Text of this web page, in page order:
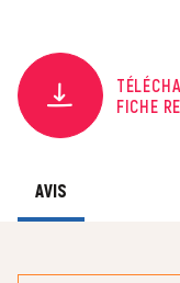
FICHE
AVIS